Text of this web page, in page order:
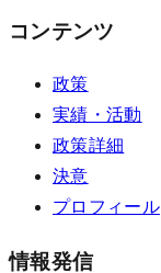
コンテンツ
政策
実績・活動
政策詳細
決意
プロフィール
情報発信